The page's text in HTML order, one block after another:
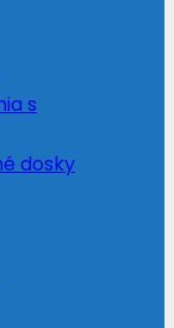
s
dosky